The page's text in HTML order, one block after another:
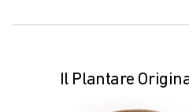
Il Plantare